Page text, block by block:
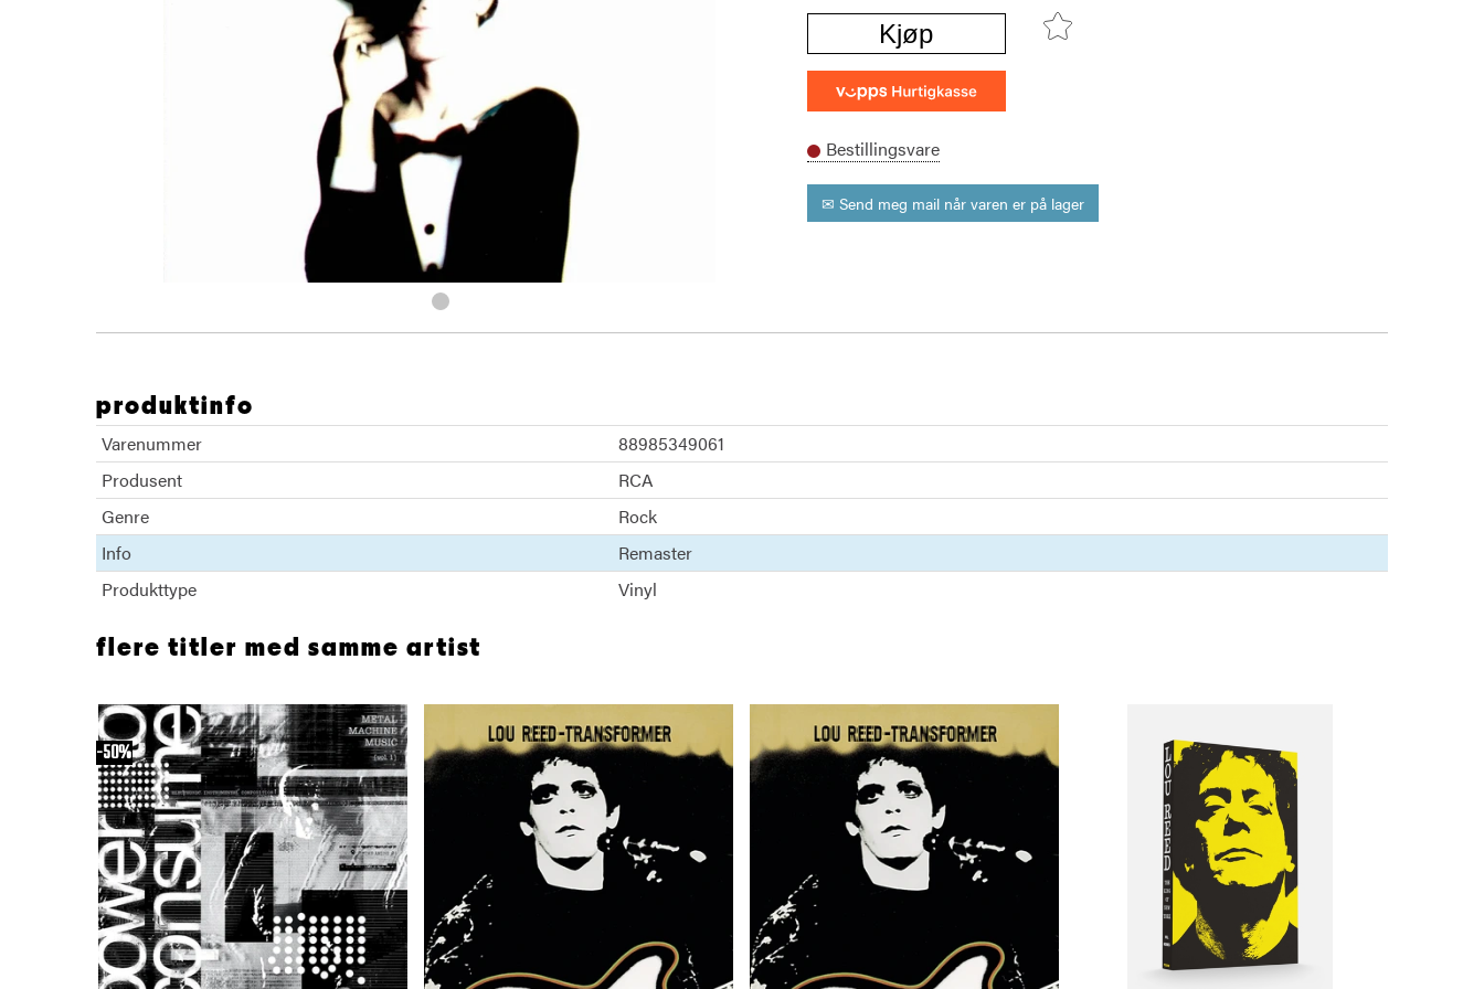
Kjøp
Bestillingsvare
✉ Send meg mail når varen er på lager
produktinfo
Varenummer
88985349061
Produsent
RCA
Genre
Rock
Info
Remaster
Produkttype
Vinyl
flere titler med samme artist
50%